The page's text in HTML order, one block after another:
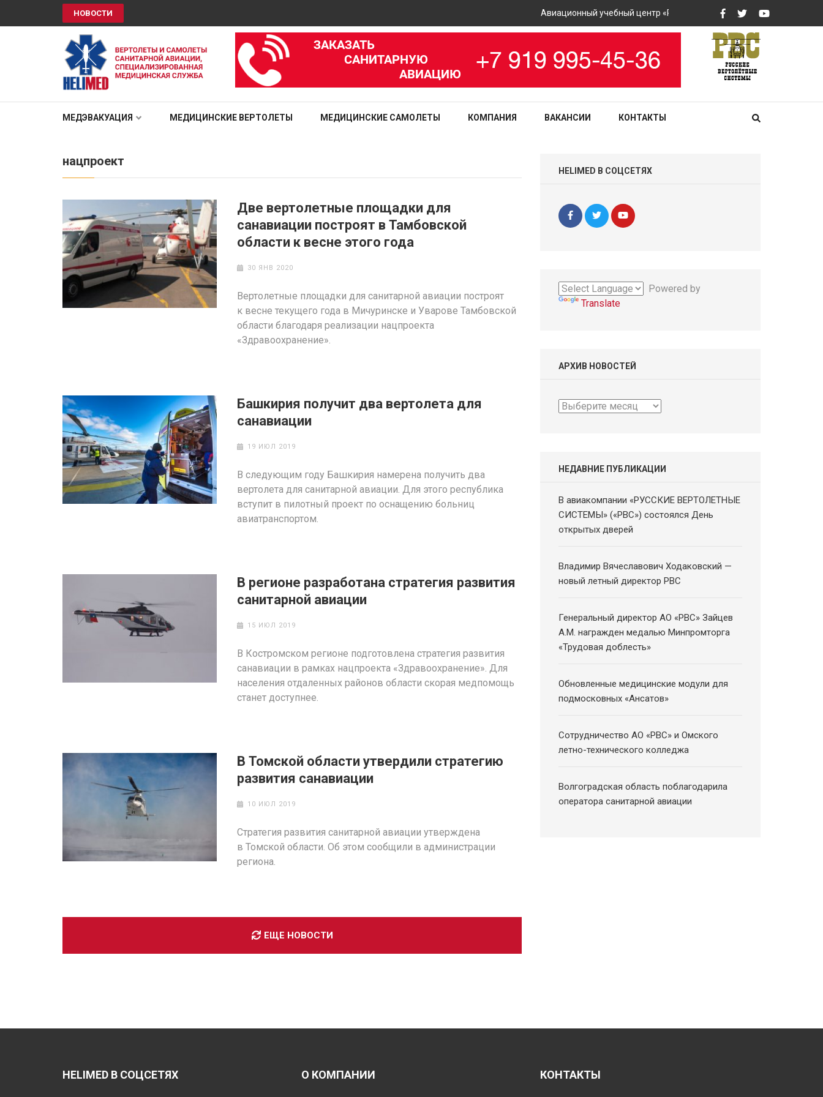
НОВОСТИ Авиационный учебный центр «РВС» закупит вертолетные тренажеры
HELIMED
МЕДЭВАКУАЦИЯ МЕДИЦИНСКИЕ ВЕРТОЛЕТЫ МЕДИЦИНСКИЕ САМОЛЕТЫ КОМПАНИЯ ВАКАНСИИ КОНТАКТЫ
нацпроект
Две вертолетные площадки для
санавиации построят в Тамбовской
области к весне этого года
30 ЯНВ 2020
Вертолетные площадки для санитарной авиации построят
к весне текущего года в Мичуринске и Уварове Тамбовской
области благодаря реализации нацпроекта
«Здравоохранение».
Башкирия получит два вертолета для
санавиации
19 ИЮЛ 2019
В следующим году Башкирия намерена получить два
вертолета для санитарной авиации. Для этого республика
вступит в пилотный проект по оснащению больниц
авиатранспортом.
В регионе разработана стратегия развития
санитарной авиации
15 ИЮЛ 2019
В Костромском регионе подготовлена стратегия развития
санавиации в рамках нацпроекта «Здравоохранение». Для
населения отдаленных районов области скорая медпомощь
станет доступнее.
В Томской области утвердили стратегию
развития санавиации
10 ИЮЛ 2019
Стратегия развития санитарной авиации утверждена
в Томской области. Об этом сообщили в администрации
региона.
ЕЩЕ НОВОСТИ
HELIMED В СОЦСЕТЯХ
Powered by
Translate
АРХИВ НОВОСТЕЙ
Архив
НЕДАВНИЕ ПУБЛИКАЦИИ
В авиакомпании «РУССКИЕ ВЕРТОЛЕТНЫЕ
СИСТЕМЫ» («РВС») состоялся День
открытых дверей
Владимир Вячеславович Ходаковский —
новый летный директор РВС
Генеральный директор АО «РВС» Зайцев
А.М. награжден медалью Минпромторга
«Трудовая доблесть»
Обновленные медицинские модули для
подмосковных «Ансатов»
Сотрудничество АО «РВС» и Омского
летно-технического колледжа
Волгоградская область поблагодарила
оператора санитарной авиации
HELIMED В СОЦСЕТЯХ О КОМПАНИИ КОНТАКТЫ